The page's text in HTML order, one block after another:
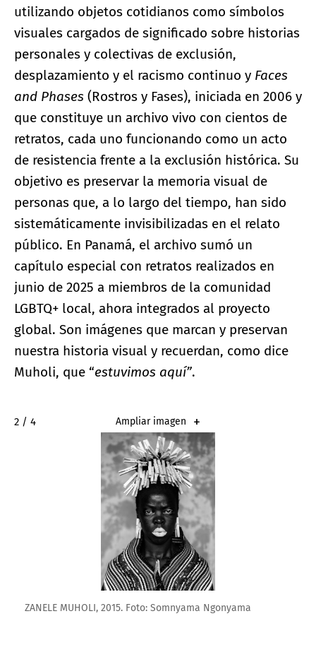
utilizando objetos cotidianos como símbolos
visuales cargados de significado sobre historias
personales y colectivas de exclusión,
desplazamiento y el racismo continuo y Faces
and Phases (Rostros y Fases), iniciada en 2006 y
que constituye un archivo vivo con cientos de
retratos, cada uno funcionando como un acto
de resistencia frente a la exclusión histórica. Su
objetivo es preservar la memoria visual de
personas que, a lo largo del tiempo, han sido
sistemáticamente invisibilizadas en el relato
público. En Panamá, el archivo sumó un
capítulo especial con retratos realizados en
junio de 2025 a miembros de la comunidad
LGBTQ+ local, ahora integrados al proyecto
global. Son imágenes que marcan y preservan
nuestra historia visual y recuerdan, como dice
Muholi, que “estuvimos aquí”.
2 / 4 Ampliar imagen
ZANELE MUHOLI, 2015. Foto: Somnyama Ngonyama